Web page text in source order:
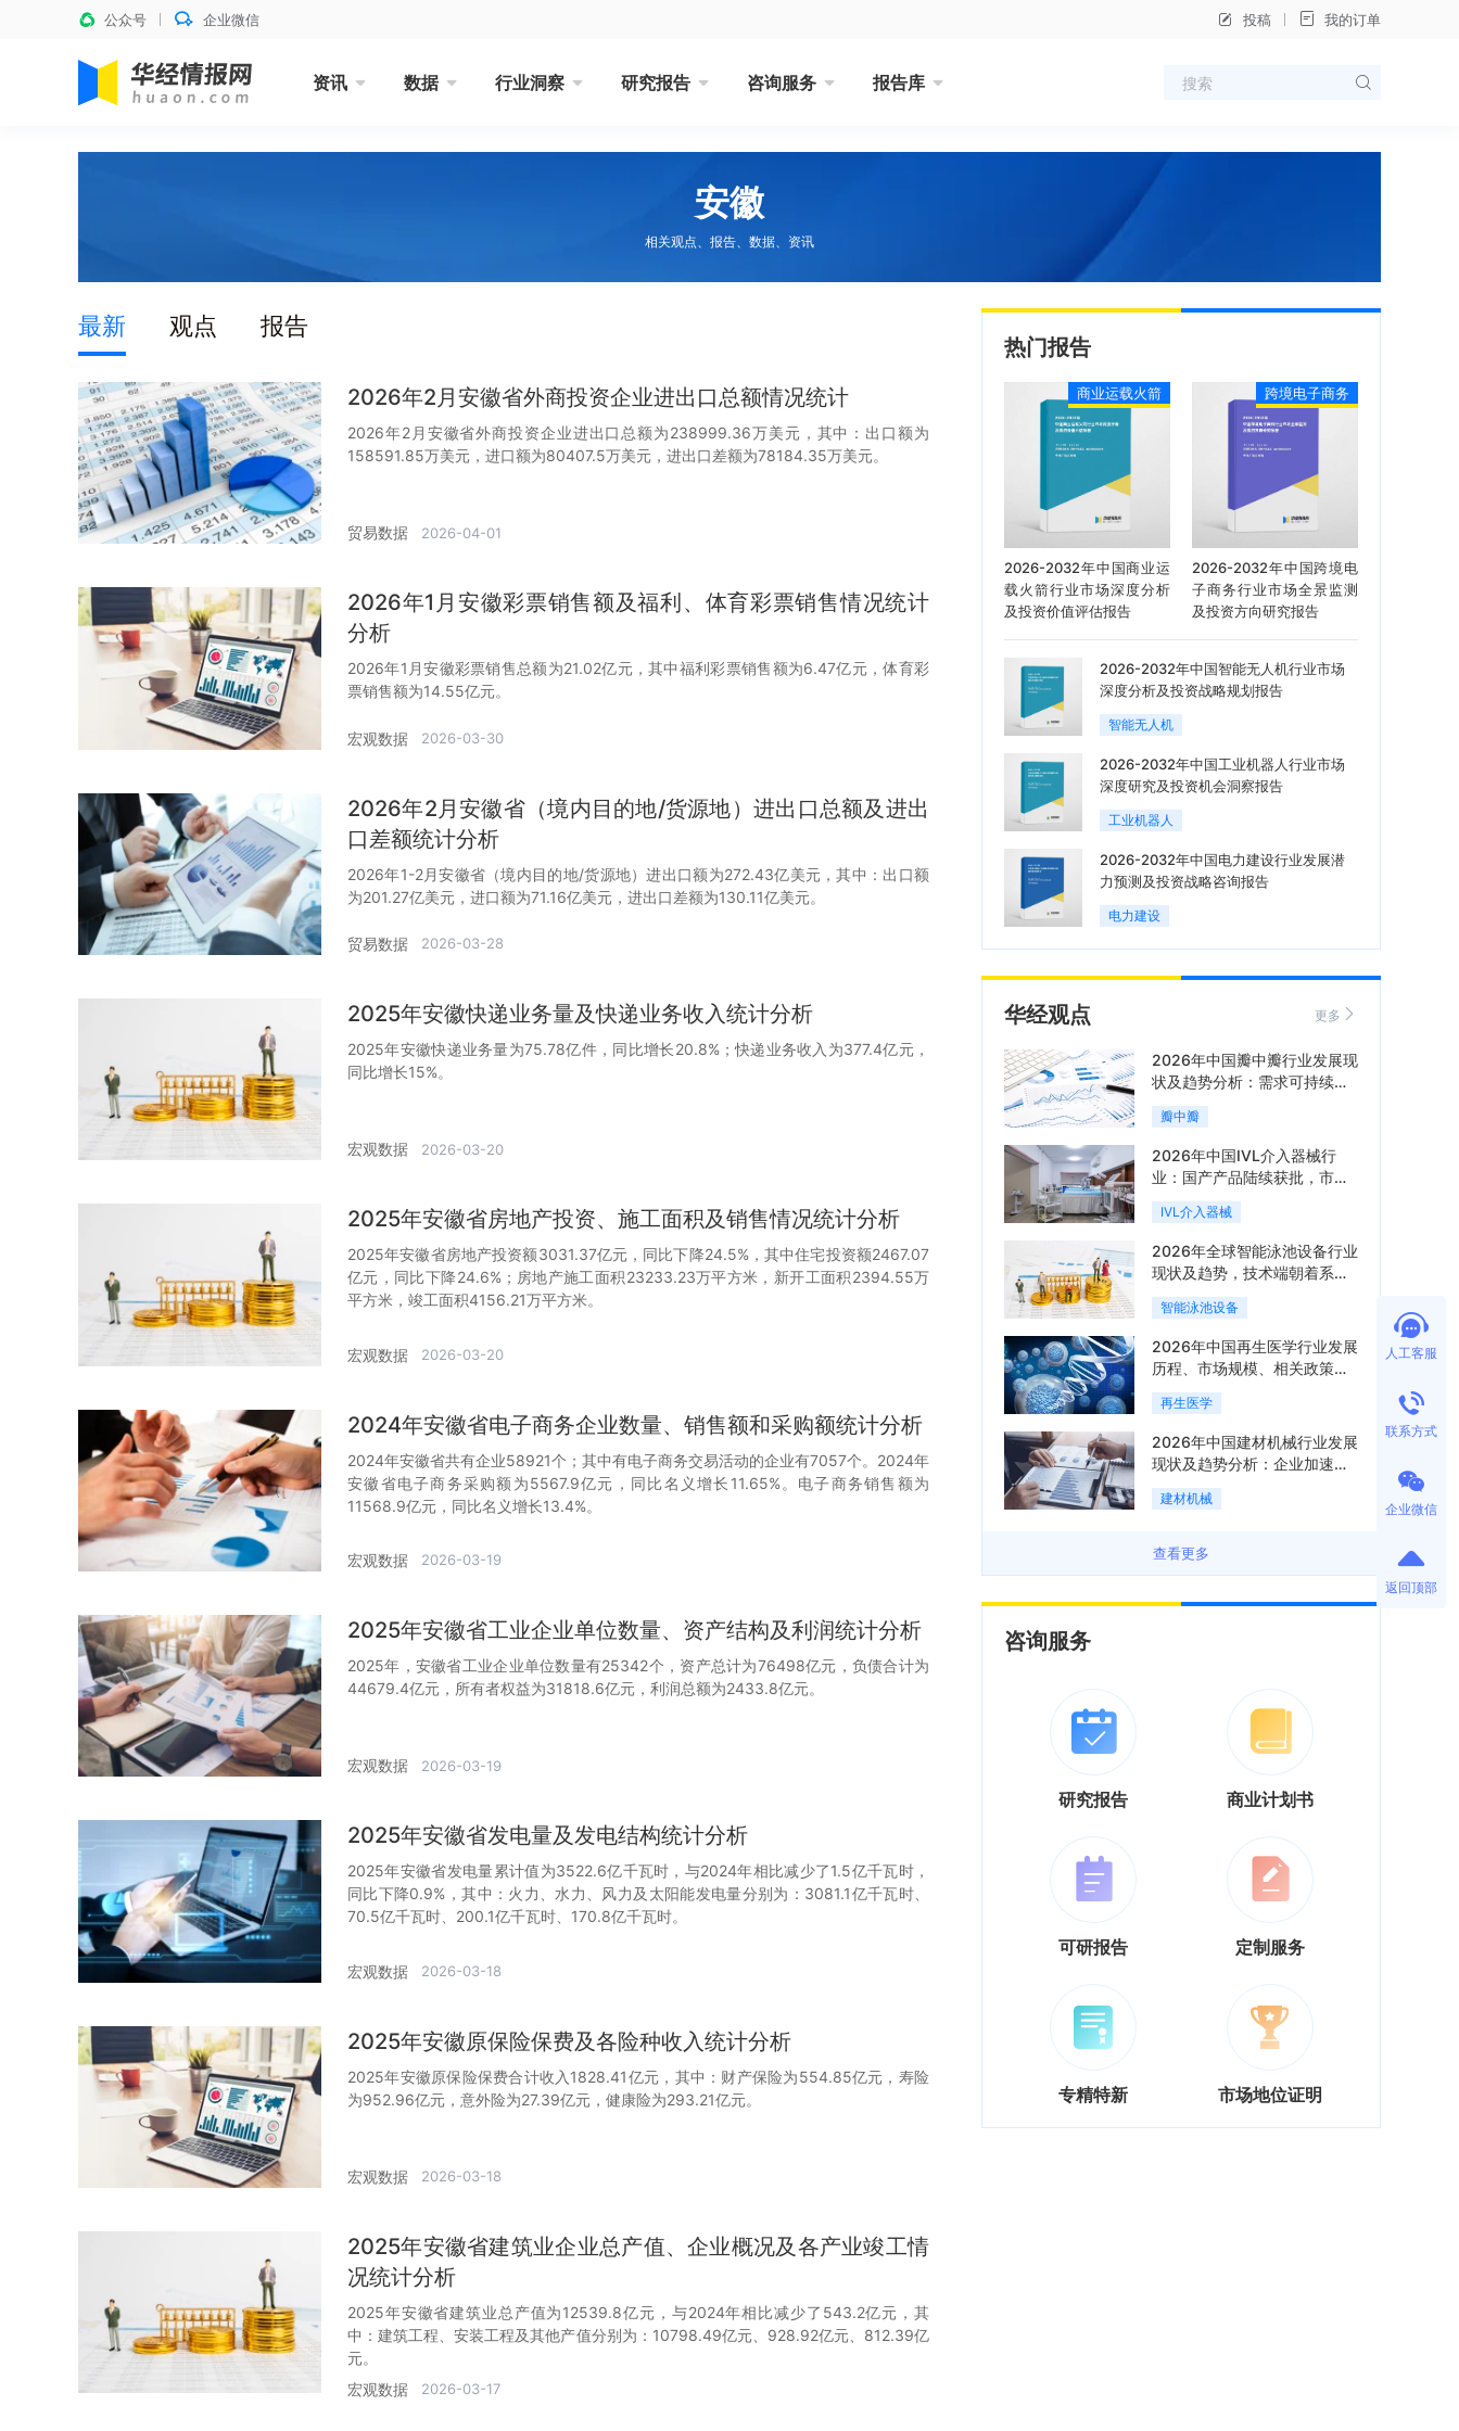
公众号 企业微信 投稿 我的订单
资讯 数据 行业洞察 研究报告 咨询服务 报告库
安徽
相关观点、报告、数据、资讯
最新 观点 报告
2026年2月安徽省外商投资企业进出口总额情况统计
2026年2月安徽省外商投资企业进出口总额为238999.36万美元，其中：出口额为
158591.85万美元，进口额为80407.5万美元，进出口差额为78184.35万美元。
贸易数据 2026-04-01
2026年1月安徽彩票销售额及福利、体育彩票销售情况统计
分析
2026年1月安徽彩票销售总额为21.02亿元，其中福利彩票销售额为6.47亿元，体育彩
票销售额为14.55亿元。
宏观数据 2026-03-30
2026年2月安徽省（境内目的地/货源地）进出口总额及进出
口差额统计分析
2026年1-2月安徽省（境内目的地/货源地）进出口额为272.43亿美元，其中：出口额
为201.27亿美元，进口额为71.16亿美元，进出口差额为130.11亿美元。
贸易数据 2026-03-28
2025年安徽快递业务量及快递业务收入统计分析
2025年安徽快递业务量为75.78亿件，同比增长20.8%；快递业务收入为377.4亿元，
同比增长15%。
宏观数据 2026-03-20
2025年安徽省房地产投资、施工面积及销售情况统计分析
2025年安徽省房地产投资额3031.37亿元，同比下降24.5%，其中住宅投资额2467.07
亿元，同比下降24.6%；房地产施工面积23233.23万平方米，新开工面积2394.55万
平方米，竣工面积4156.21万平方米。
宏观数据 2026-03-20
2024年安徽省电子商务企业数量、销售额和采购额统计分析
2024年安徽省共有企业58921个；其中有电子商务交易活动的企业有7057个。2024年
安徽省电子商务采购额为5567.9亿元，同比名义增长11.65%。电子商务销售额为
11568.9亿元，同比名义增长13.4%。
宏观数据 2026-03-19
2025年安徽省工业企业单位数量、资产结构及利润统计分析
2025年，安徽省工业企业单位数量有25342个，资产总计为76498亿元，负债合计为
44679.4亿元，所有者权益为31818.6亿元，利润总额为2433.8亿元。
宏观数据 2026-03-19
2025年安徽省发电量及发电结构统计分析
2025年安徽省发电量累计值为3522.6亿千瓦时，与2024年相比减少了1.5亿千瓦时，
同比下降0.9%，其中：火力、水力、风力及太阳能发电量分别为：3081.1亿千瓦时、
70.5亿千瓦时、200.1亿千瓦时、170.8亿千瓦时。
宏观数据 2026-03-18
2025年安徽原保险保费及各险种收入统计分析
2025年安徽原保险保费合计收入1828.41亿元，其中：财产保险为554.85亿元，寿险
为952.96亿元，意外险为27.39亿元，健康险为293.21亿元。
宏观数据 2026-03-18
2025年安徽省建筑业企业总产值、企业概况及各产业竣工情
况统计分析
2025年安徽省建筑业总产值为12539.8亿元，与2024年相比减少了543.2亿元，其
中：建筑工程、安装工程及其他产值分别为：10798.49亿元、928.92亿元、812.39亿
元。
宏观数据
2026-03-17
热门报告
商业运载火箭
2026-2032年中国商业运
载火箭行业市场深度分析
及投资价值评估报告
跨境电子商务
2026-2032年中国跨境电
子商务行业市场全景监测
及投资方向研究报告
2026-2032年中国智能无人机行业市场
深度分析及投资战略规划报告
智能无人机
2026-2032年中国工业机器人行业市场
深度研究及投资机会洞察报告
工业机器人
2026-2032年中国电力建设行业发展潜
力预测及投资战略咨询报告
电力建设
华经观点 更多
2026年中国瓣中瓣行业发展现
状及趋势分析：需求可持续释
放，市场发展前景良好「图」
瓣中瓣
2026年中国IVL介入器械行
业：国产产品陆续获批，市场
将进入持续高增长阶段「图」
IVL介入器械
2026年全球智能泳池设备行业
现状及趋势，技术端朝着系统
集成、绿色节能方向迭代
「图」
智能泳池设备
2026年中国再生医学行业发展
历程、市场规模、相关政策、
产业链、竞争格局及发展潜力
分析「图」
再生医学
2026年中国建材机械行业发展
现状及趋势分析：企业加速向
“装备+系统+服务”综合服务商
转型「图」
建材机械
查看更多
咨询服务
研究报告 商业计划书
可研报告 定制服务
专精特新 市场地位证明
人工客服
联系方式
企业微信
返回顶部